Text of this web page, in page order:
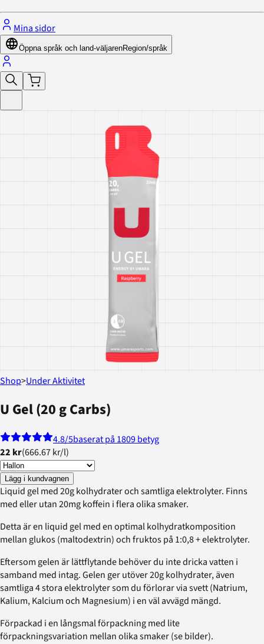
Mina sidor
Öppna språk och land-väljarenRegion/språk
Shop>Under Aktivitet
U Gel (20 g Carbs)
4.8/5baserat på 1809 betyg
22 kr(666.67 kr/l)
Lägg i kundvagnen
Liquid gel med 20g kolhydrater och samtliga elektrolyter. Finns
med eller utan 20mg koffein i flera olika smaker.
Detta är en liquid gel med en optimal kolhydratkomposition
mellan glukos (maltodextrin) och fruktos på 1:0,8 + elektrolyter.
Eftersom gelen är lättflytande behöver du inte dricka vatten i
samband med intag. Gelen ger utöver 20g kolhydrater, även
samtliga 4 stora elektrolyter som du förlorar via svett (Natrium,
Kalium, Kalcium och Magnesium) i en väl avvägd mängd.
Förpackad i en långsmal förpackning med lite
förpackningsvariation mellan olika smaker (se bilder).